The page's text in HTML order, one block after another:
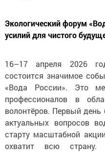
Экологический форум
усилий для чистого
16–17 апреля 2026
состоится значимое
«Вода России». Это
профессионалов в
волонтёров. Первый
актуальных вопросов
старту масштабной
охватит всю страну.